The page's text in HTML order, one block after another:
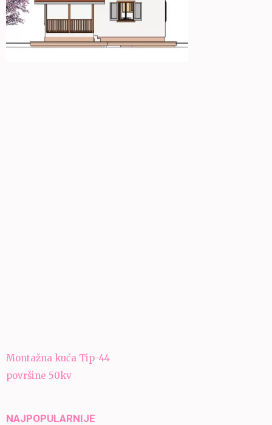
Navigacija
članaka
Montažna kuća Tip-44
površine 50kv
NAJPOPULARNIJE